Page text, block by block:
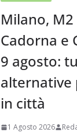
Milano,
Cadorna e
9 agosto:
alternative
in città
1 Agosto 2026